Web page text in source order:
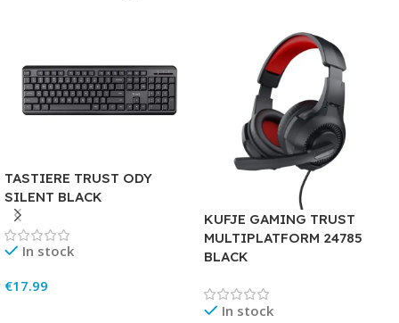
TASTIERE TRUST ODY
SILENT BLACK
In stock
€17.99
KUFJE GAMING TRUST
MULTIPLATFORM 24785
BLACK
In stock